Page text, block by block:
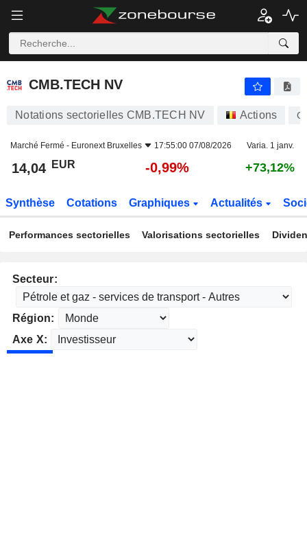
CMB.TECH NV
CMB.TECH NV
Notations sectorielles CMB.TECH NV Actions
Marché Fermé - Euronext Bruxelles 17:55:00 07/08/2026 Varia. 1 janv.
14,04 EUR -0,99% +73,12%
Synthèse Cotations Graphiques Actualités
Performances sectorielles Valorisations sectorielles
Secteur:
Région:
Axe X: